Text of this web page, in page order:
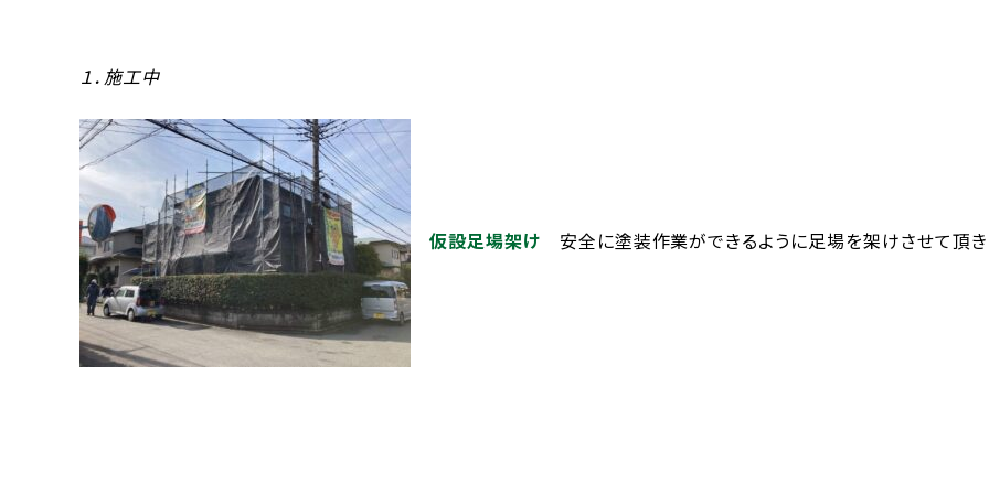
１．施工中
仮設足場架け 安全に塗装作業ができるように足場を架けさせて頂